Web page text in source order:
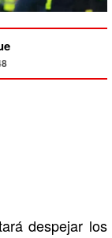
despejar los